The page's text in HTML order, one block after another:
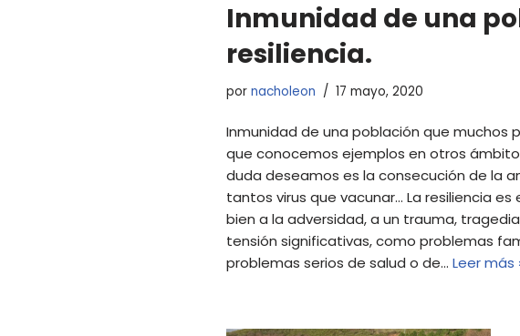
Inmunidad de una
resiliencia.
pornacholeon 17 mayo, 2020
Inmunidad de una población que muchos
que conocemos ejemplos en otros
duda deseamos es la consecución de la
tantos virus que vacunar… La resiliencia
bien a la adversidad, a un trauma,
tensión significativas, como problemas
problemas serios de salud o de…Leer más